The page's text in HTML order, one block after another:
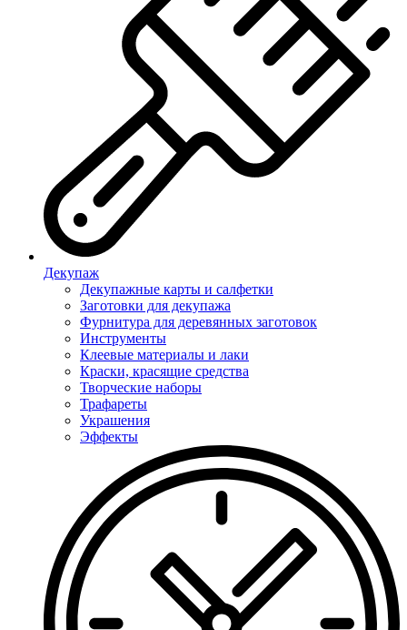
Декупаж
Декупажные карты и салфетки
Заготовки для декупажа
Фурнитура для деревянных заготовок
Инструменты
Клеевые материалы и лаки
Краски, красящие средства
Творческие наборы
Трафареты
Украшения
Эффекты